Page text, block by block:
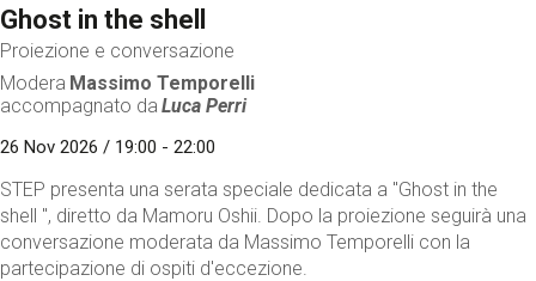
Ghost in the shell
Proiezione e conversazione
Modera Massimo Temporelli
accompagnato da Luca Perri
26 Nov 2026 / 19:00 - 22:00
STEP presenta una serata speciale dedicata a "Ghost in the
shell ", diretto da Mamoru Oshii. Dopo la proiezione seguirà una
conversazione moderata da Massimo Temporelli con la
partecipazione di ospiti d'eccezione.